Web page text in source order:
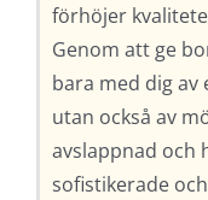
förhöjer
Genom att ge
bara med dig av
utan också av
avslappnad och
sofistikerade